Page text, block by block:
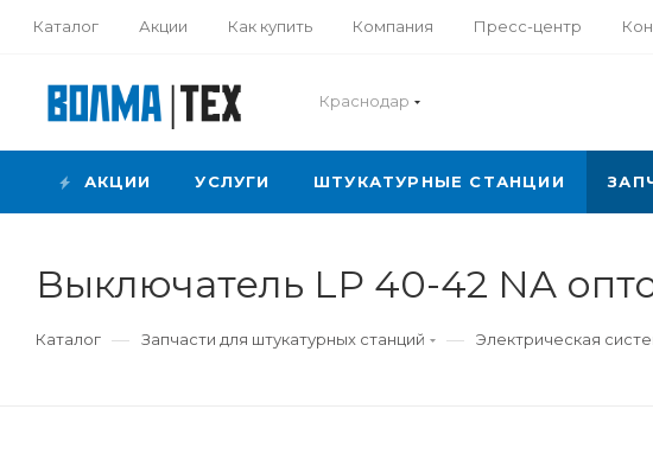
Каталог Акции Как купить Компания Пресс-центр
Краснодар
АКЦИИ УСЛУГИ ШТУКАТУРНЫЕ СТАНЦИИ
Выключатель LP 40-42 NA
Каталог — Запчасти для штукатурных станций — Электрическая